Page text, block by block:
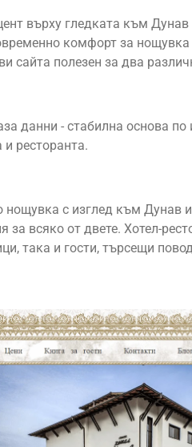
върху гледката към
комфорт за нощувка
сайта полезен за два
данни - стабилна основа
ресторанта.
нощувка с изглед към Дунав
за всяко от двете. Хотел-
така и гости, търсещи